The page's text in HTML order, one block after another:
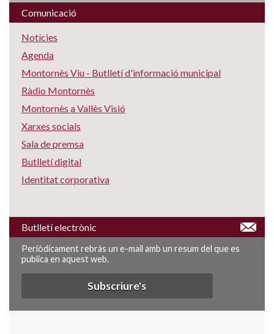
Comunicació
Notícies
Agenda
Montornès Viu - Butlletí d'informació municipal
Ràdio Montornès
Montornès a Vallès Visió
Xarxes socials
Sala de premsa
Butlletí digital
Identitat corporativa
Butlletí electrònic
Periòdicament rebràs un e-mail amb un resum del que es
publica en aquest web.
Subscriure's